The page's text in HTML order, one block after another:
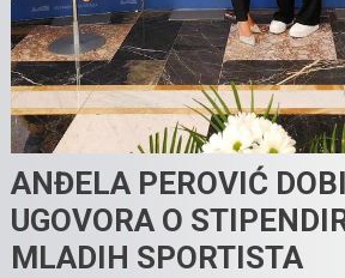
ANĐELA PEROVIĆ
UGOVORA O
MLADIH SPORTISTA